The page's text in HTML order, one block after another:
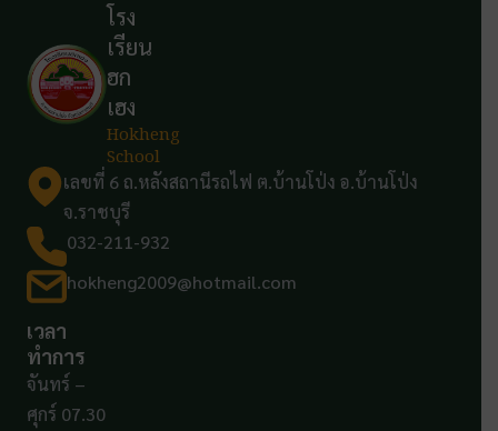
โรง
เรียน
ฮก
เฮง
Hokheng
School
เลขที่ 6 ถ.หลังสถานีรถไฟ ต.บ้านโป่ง อ.บ้านโป่ง
จ.ราชบุรี
032-211-932
hokheng2009@hotmail.com
เวลา
ทำการ
จันทร์ –
ศุกร์ 07.30